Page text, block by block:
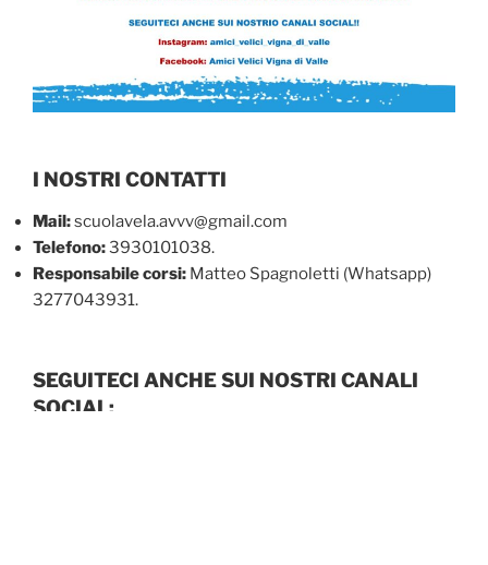
I NOSTRI CONTATTI
Mail:scuolavela.avvv@gmail.com
Telefono:3930101038.
Responsabile corsi: Matteo Spagnoletti (Whatsapp)
3277043931.
SEGUITECI ANCHE SUI NOSTRI CANALI
SOCIAL: